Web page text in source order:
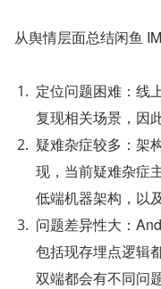
从舆情层面总结闲鱼
定位问题困难：线
复现相关场景，因
疑难杂症较多：架
现，当前疑难杂症
低端机器架构，以
问题差异性大：
包括现存埋点逻辑
双端都会有不同问